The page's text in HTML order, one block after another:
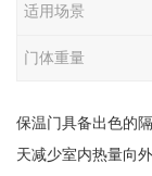
适用场景
门体重量
保温门具备出色的
天减少室内热量向